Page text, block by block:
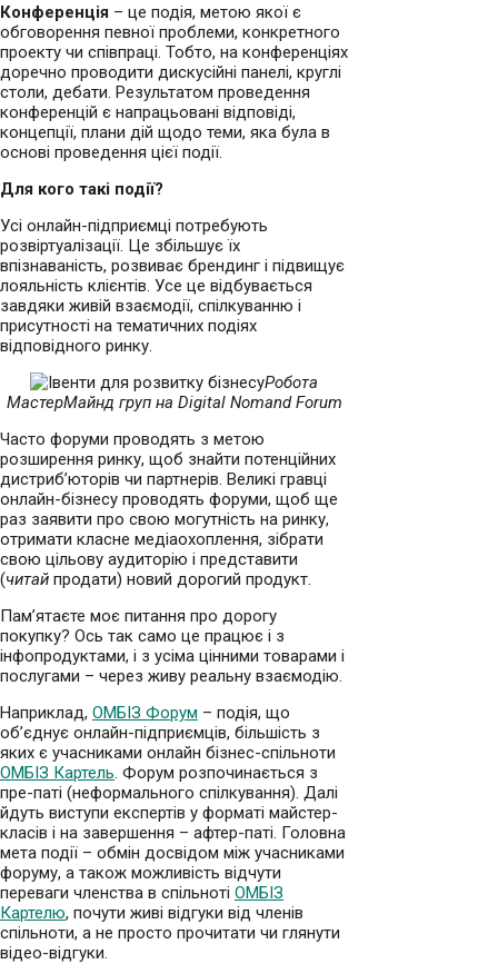
Конференція – це подія, метою якої є
обговорення певної проблеми, конкретного
проекту чи співпраці. Тобто, на конференціях
доречно проводити дискусійні панелі, круглі
столи, дебати. Результатом проведення
конференцій є напрацьовані відповіді,
концепції, плани дій щодо теми, яка була в
основі проведення цієї події.
Для кого такі події?
Усі онлайн-підприємці потребують
розвіртуалізації. Це збільшує їх
впізнаваність, розвиває брендинг і підвищує
лояльність клієнтів. Усе це відбувається
завдяки живій взаємодії, спілкуванню і
присутності на тематичних подіях
відповідного ринку.
Робота
МастерМайнд груп на Digital Nomand Forum
Часто форуми проводять з метою
розширення ринку, щоб знайти потенційних
дистриб’юторів чи партнерів. Великі гравці
онлайн-бізнесу проводять форуми, щоб ще
раз заявити про свою могутність на ринку,
отримати класне медіаохоплення, зібрати
свою цільову аудиторію і представити
(читай продати) новий дорогий продукт.
Пам’ятаєте моє питання про дорогу
покупку? Ось так само це працює і з
інфопродуктами, і з усіма цінними товарами і
послугами – через живу реальну взаємодію.
Наприклад, ОМБІЗ Форум – подія, що
об’єднує онлайн-підприємців, більшість з
яких є учасниками онлайн бізнес-спільноти
ОМБІЗ Картель. Форум розпочинається з
пре-паті (неформального спілкування). Далі
йдуть виступи експертів у форматі майстер-
класів і на завершення – афтер-паті. Головна
мета події – обмін досвідом між учасниками
форуму, а також можливість відчути
переваги членства в спільноті ОМБІЗ
Картелю, почути живі відгуки від членів
спільноти, а не просто прочитати чи глянути
відео-відгуки.